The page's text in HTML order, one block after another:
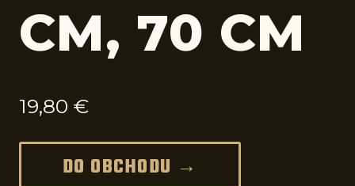
CM, 70 CM
19,80 €
DO OBCHODU →